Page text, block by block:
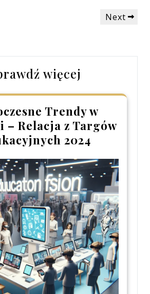
Next
Next
więcej
Trendy w
– Relacja z Targów
2024